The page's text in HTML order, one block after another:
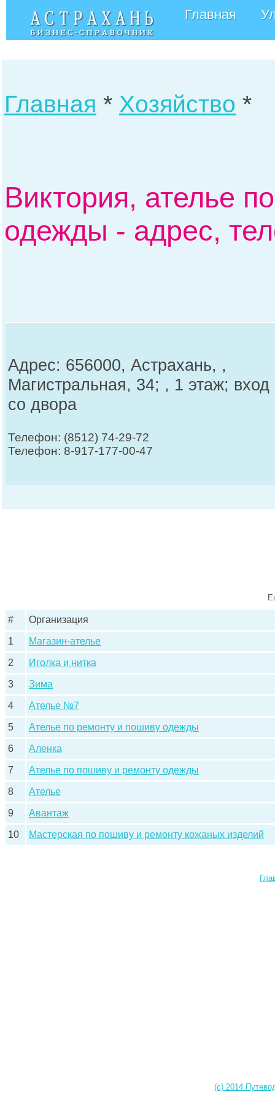
Главная
Главная * Хозяйство *
Виктория, ателье
одежды - адрес,
Адрес: 656000, Астрахань, ,
Магистральная, 34; , 1 этаж; вход
со двора
Телефон: (8512) 74-29-72
Телефон: 8-917-177-00-47
# Организация
1 Магазин-ателье
2 Иголка и нитка
3 Зима
4 Ателье №7
5 Ателье по ремонту и пошиву одежды
6 Аленка
7 Ателье по пошиву и ремонту одежды
8 Ателье
9 Авантаж
10 Мастерская по пошиву и ремонту кожаных изделий
(c) 2014